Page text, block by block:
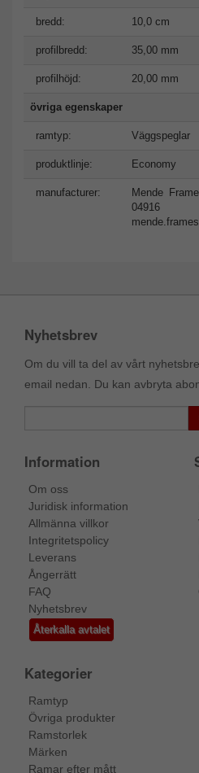
bredd: 10,0 cm
profilbredd: 35,00 mm
profilhöjd: 20,00 mm
övriga egenskaper
ramtyp: Väggspeglar
produktlinje: Economy
manufacturer:
Mende
04916
Nyhetsbrev
Om du vill ta del av vårt
email nedan. Du kan avbryta
Information
Om oss
Juridisk information
Allmänna villkor
Integritetspolicy
Leverans
Ångerrätt
FAQ
Nyhetsbrev
Återkalla avtalet
Kategorier
Ramtyp
Övriga produkter
Ramstorlek
Märken
Ramar efter mått